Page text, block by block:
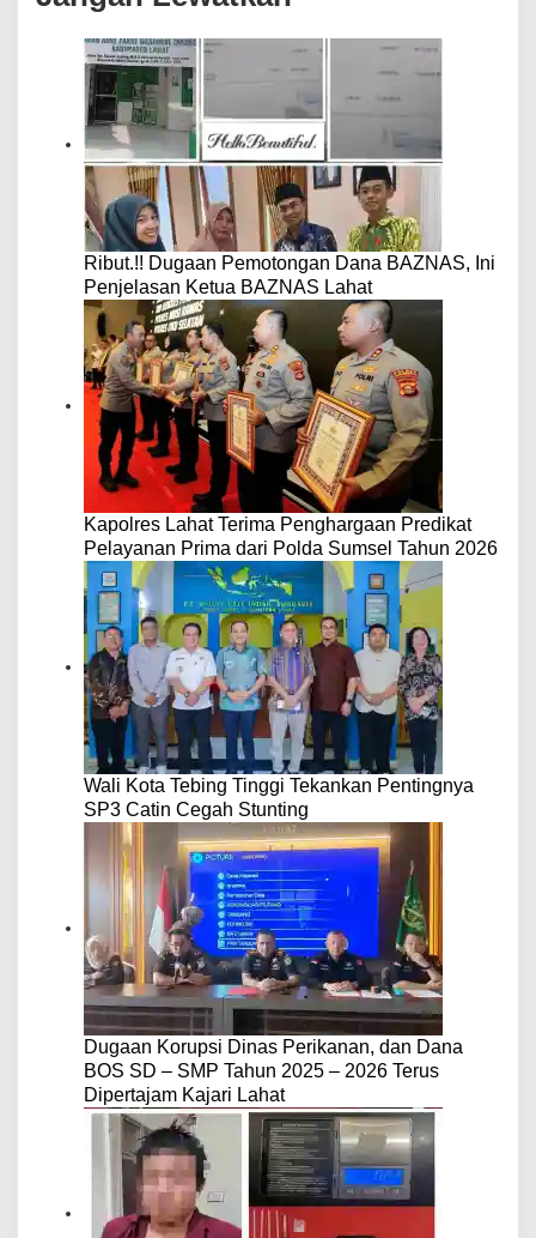
Ribut.!! Dugaan Pemotongan Dana BAZNAS, Ini
Penjelasan Ketua BAZNAS Lahat
Kapolres Lahat Terima Penghargaan Predikat
Pelayanan Prima dari Polda Sumsel Tahun 2026
Wali Kota Tebing Tinggi Tekankan Pentingnya
SP3 Catin Cegah Stunting
Dugaan Korupsi Dinas Perikanan, dan Dana
BOS SD – SMP Tahun 2025 – 2026 Terus
Dipertajam Kajari Lahat